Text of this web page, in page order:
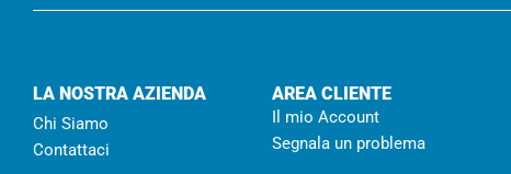
LA NOSTRA AZIENDA
Chi Siamo
Contattaci
AREA CLIENTE
Il mio Account
Segnala un problema